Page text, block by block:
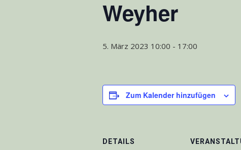
Weyher
5. März 2023 10:00 - 17:00
Zum Kalender hinzufügen
DETAILS